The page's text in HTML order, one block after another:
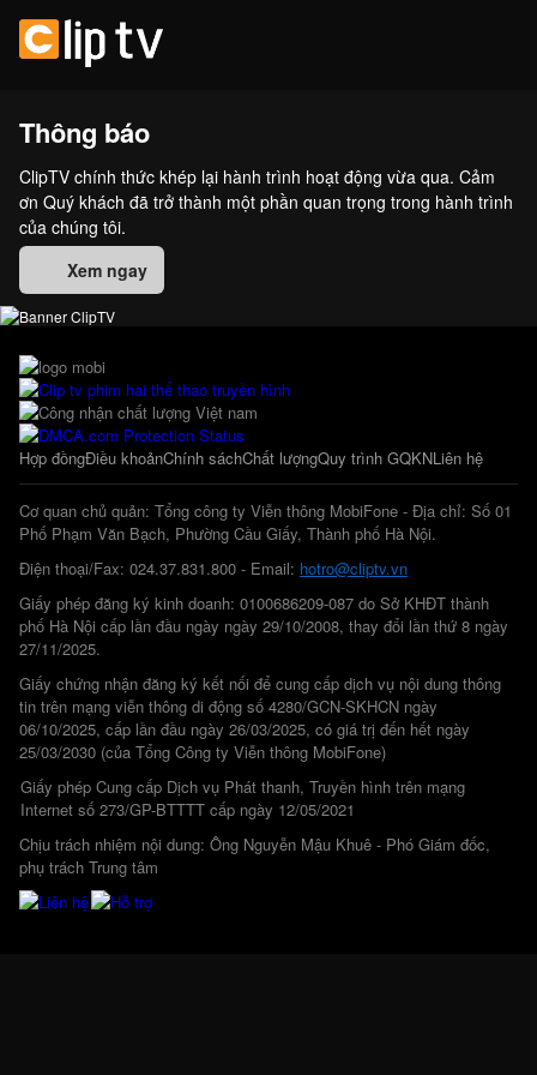
Thông báo
ClipTV chính thức khép lại hành trình hoạt động vừa qua. Cảm
ơn Quý khách đã trở thành một phần quan trọng trong hành trình
của chúng tôi.
Xem ngay
Hợp đồngĐiều khoảnChính sáchChất lượngQuy trình GQKNLiên hệ
Cơ quan chủ quản: Tổng công ty Viễn thông MobiFone - Địa chỉ: Số 01
Phố Phạm Văn Bạch, Phường Cầu Giấy, Thành phố Hà Nội.
Điện thoại/Fax: 024.37.831.800 - Email: hotro@cliptv.vn
Giấy phép đăng ký kinh doanh: 0100686209-087 do Sở KHĐT thành
phố Hà Nội cấp lần đầu ngày ngày 29/10/2008, thay đổi lần thứ 8 ngày
27/11/2025.
Giấy chứng nhận đăng ký kết nối để cung cấp dịch vụ nội dung thông
tin trên mạng viễn thông di động số 4280/GCN-SKHCN ngày
06/10/2025, cấp lần đầu ngày 26/03/2025, có giá trị đến hết ngày
25/03/2030 (của Tổng Công ty Viễn thông MobiFone)
Giấy phép Cung cấp Dịch vụ Phát thanh, Truyền hình trên mạng
Internet số 273/GP-BTTTT cấp ngày 12/05/2021
Chịu trách nhiệm nội dung: Ông Nguyễn Mậu Khuê - Phó Giám đốc,
phụ trách Trung tâm